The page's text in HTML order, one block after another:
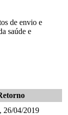
de envio e
saúde e
26/04/2019